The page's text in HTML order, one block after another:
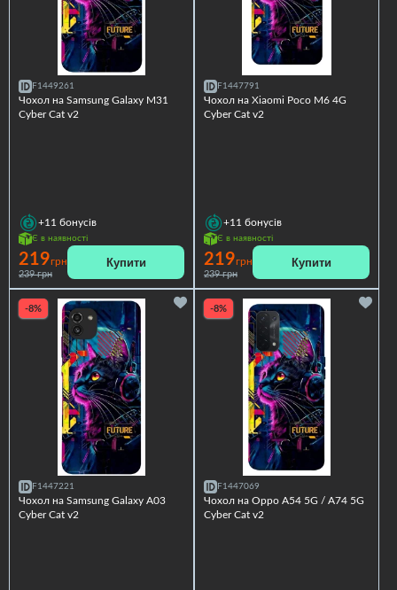
F1449261
Чохол на Samsung Galaxy M31
Cyber Cat v2
+11 бонусів
Є в наявності
219грн
239 грн
Купити
F1447791
Чохол на Xiaomi Poco M6 4G
Cyber Cat v2
+11 бонусів
Є в наявності
219грн
239 грн
Купити
-8%
F1447221
Чохол на Samsung Galaxy A03
Cyber Cat v2
-8%
F1447069
Чохол на Oppo A54 5G / A74 5G
Cyber Cat v2